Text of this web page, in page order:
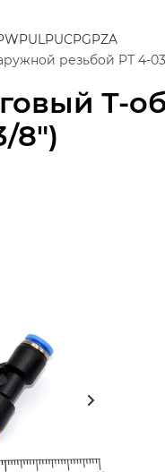
Т-
8")
PULPUCPGPZA
резьбой PТ 4-03